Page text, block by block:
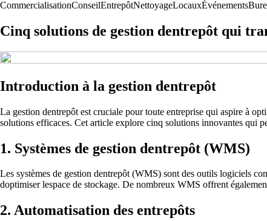
CommercialisationConseilEntrepôtNettoyageLocauxÉvénements
Cinq solutions de gestion dentrepôt qui
Introduction à la gestion dentrepôt
La gestion dentrepôt est cruciale pour toute entreprise qui aspire à
solutions efficaces. Cet article explore cinq solutions innovantes qui
1. Systèmes de gestion dentrepôt (WMS)
Les systèmes de gestion dentrepôt (WMS) sont des outils logiciels
doptimiser lespace de stockage. De nombreux WMS offrent
2. Automatisation des entrepôts